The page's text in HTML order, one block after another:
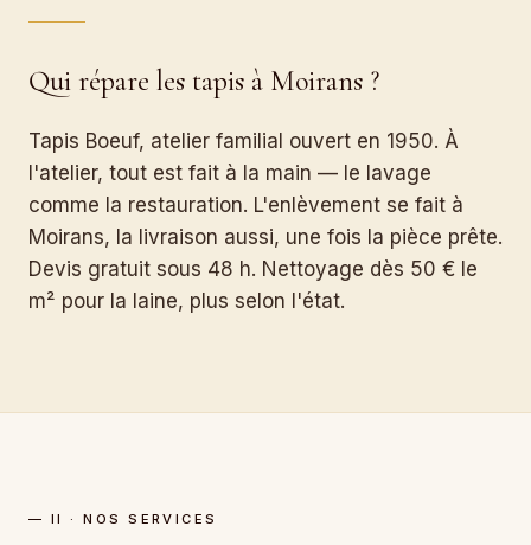
Qui répare les tapis à Moirans ?
Tapis Boeuf, atelier familial ouvert en 1950. À
l'atelier, tout est fait à la main — le lavage
comme la restauration. L'enlèvement se fait à
Moirans, la livraison aussi, une fois la pièce prête.
Devis gratuit sous 48 h. Nettoyage dès 50 € le
m² pour la laine, plus selon l'état.
— II · NOS SERVICES